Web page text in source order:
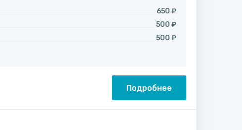
650 ₽
500 ₽
500 ₽
Подробнее